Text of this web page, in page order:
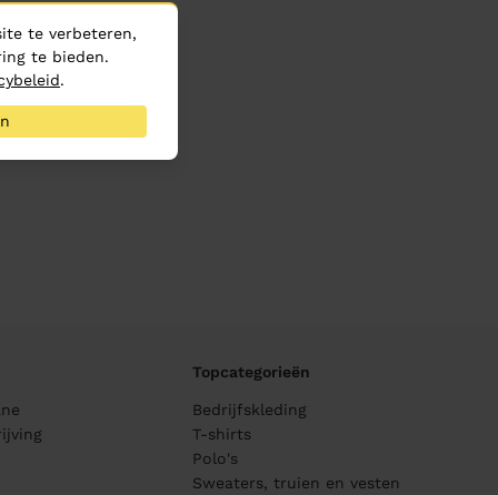
Topcategorieën
Bedrijfskleding
T-shirts
Polo's
Sweaters, truien en vesten
te verbeteren,
te bieden.
.